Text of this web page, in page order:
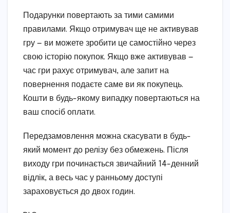
Подарунки повертають за тими самими
правилами. Якщо отримувач ще не активував
гру — ви можете зробити це самостійно через
свою історію покупок. Якщо вже активував —
час гри рахує отримувач, але запит на
повернення подаєте саме ви як покупець.
Кошти в будь-якому випадку повертаються на
ваш спосіб оплати.
Передзамовлення можна скасувати в будь-
який момент до релізу без обмежень. Після
виходу гри починається звичайний 14-денний
відлік, а весь час у ранньому доступі
зараховується до двох годин.